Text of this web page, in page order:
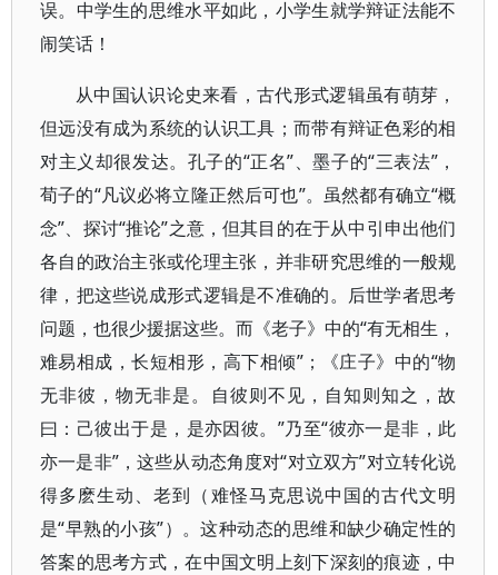
误。中学生的思维水平如此，小学生就学辩证法能不
闹笑话！
从中国认识论史来看，古代形式逻辑虽有萌芽，
但远没有成为系统的认识工具；而带有辩证色彩的相
对主义却很发达。孔子的“正名”、墨子的“三表法”，
荀子的“凡议必将立隆正然后可也”。虽然都有确立“概
念”、探讨“推论”之意，但其目的在于从中引申出他们
各自的政治主张或伦理主张，并非研究思维的一般规
律，把这些说成形式逻辑是不准确的。后世学者思考
问题，也很少援据这些。而《老子》中的“有无相生，
难易相成，长短相形，高下相倾”；《庄子》中的“物
无非彼，物无非是。自彼则不见，自知则知之，故
曰：己彼出于是，是亦因彼。”乃至“彼亦一是非，此
亦一是非”，这些从动态角度对“对立双方”对立转化说
得多麽生动、老到（难怪马克思说中国的古代文明
是“早熟的小孩”）。这种动态的思维和缺少确定性的
答案的思考方式，在中国文明上刻下深刻的痕迹，中